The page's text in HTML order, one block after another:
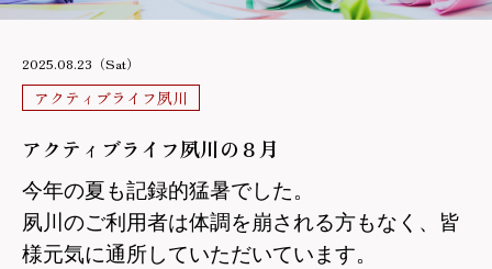
2025.08.23（Sat）
アクティブライフ夙川
アクティブライフ夙川の８月
今年の夏も記録的猛暑でした。
夙川のご利用者は体調を崩される方もなく、 皆
様元気に通所していただいています。